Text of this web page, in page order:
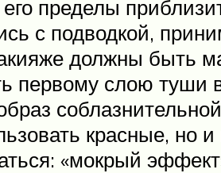
пределы
с подводкой,
должны быть
первому слою туши
красные, но
«мокрый